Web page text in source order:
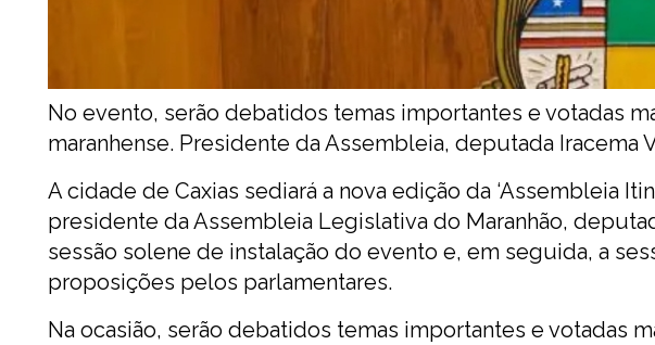
No evento, serão debatidos temas importantes e votadas
maranhense. Presidente da Assembleia, deputada Iracema
A cidade de Caxias sediará a nova edição da ‘Assembleia
presidente da Assembleia Legislativa do Maranhão,
sessão solene de instalação do evento e, em seguida, a
proposições pelos parlamentares.
Na ocasião, serão debatidos temas importantes e votadas